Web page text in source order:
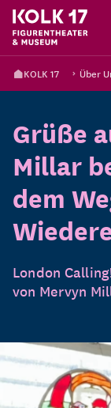
KOLK 17 Über
Grüße
Millar
dem
London
von Mervyn